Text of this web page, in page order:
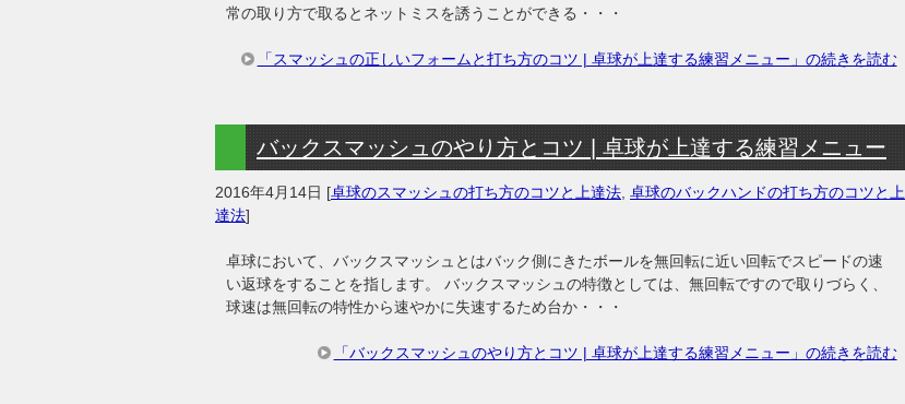
常の取り方で取るとネットミスを誘うことができる・・・
「スマッシュの正しいフォームと打ち方のコツ | 卓球が上達する練習メニュー」の続きを読む
バックスマッシュのやり方とコツ | 卓球が上達する練習メニュー
2016年4月14日 [卓球のスマッシュの打ち方のコツと上達法 卓球のバックハンドの打ち方のコツと上
達法]
卓球において、バックスマッシュとはバック側にきたボールを無回転に近い回転でスピードの速
い返球をすることを指します。 バックスマッシュの特徴としては、無回転ですので取りづらく、
球速は無回転の特性から速やかに失速するため台か・・・
「バックスマッシュのやり方とコツ | 卓球が上達する練習メニュー」の続きを読む